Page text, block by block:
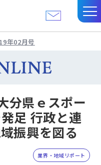
年02月号
分県ｅスポー
足 行政と連
振興を図る
業界・地域リポート